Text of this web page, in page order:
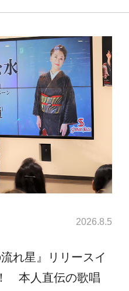
2026.8.5
れ星』リリースイ
本人直伝の歌唱